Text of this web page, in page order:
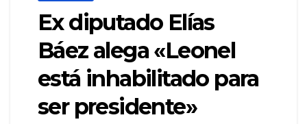
Ex diputado Elías
Báez alega «Leonel
está inhabilitado para
ser presidente»